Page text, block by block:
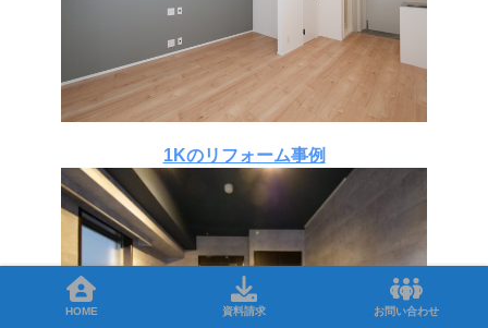
1Kのリフォーム事例
HOME 資料請求 お問い合わせ